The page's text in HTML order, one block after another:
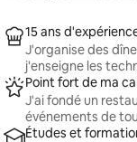
15 ans
J'organise des
j'enseigne les
Point fort de ma
J'ai fondé un
événements de
Études et